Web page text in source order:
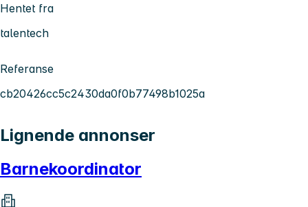
Hentet fra
talentech
Referanse
cb20426cc5c2430da0f0b77498b1025a
Lignende annonser
Barnekoordinator